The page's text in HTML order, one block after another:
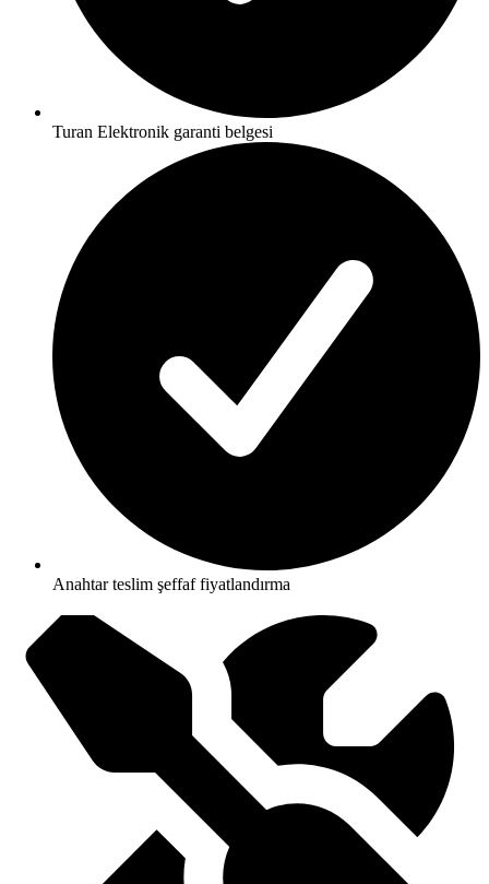
Turan Elektronik garanti belgesi
Anahtar teslim şeffaf fiyatlandırma